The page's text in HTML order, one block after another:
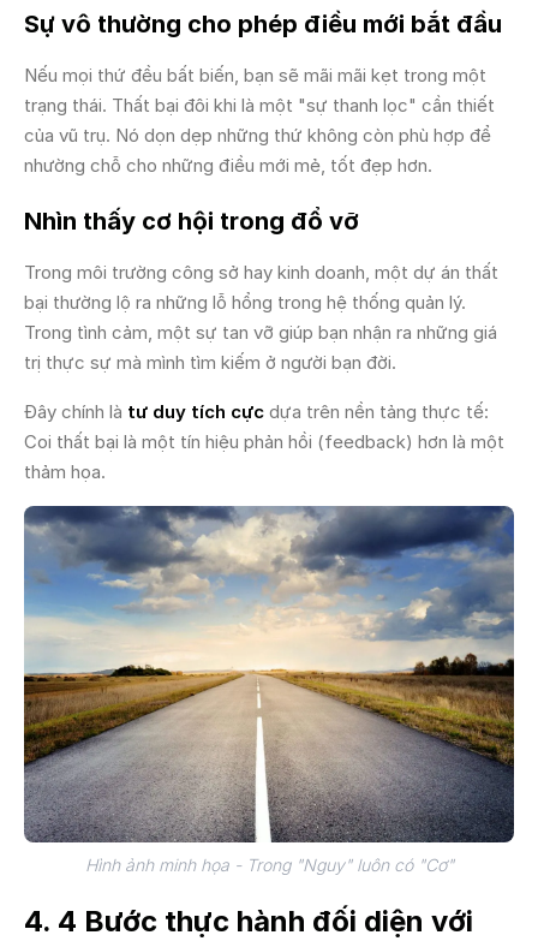
Sự vô thường cho phép điều mới bắt đầu
Nếu mọi thứ đều bất biến, bạn sẽ mãi mãi kẹt trong một
trạng thái. Thất bại đôi khi là một "sự thanh lọc" cần thiết
của vũ trụ. Nó dọn dẹp những thứ không còn phù hợp để
nhường chỗ cho những điều mới mẻ, tốt đẹp hơn.
Nhìn thấy cơ hội trong đổ vỡ
Trong môi trường công sở hay kinh doanh, một dự án thất
bại thường lộ ra những lỗ hổng trong hệ thống quản lý.
Trong tình cảm, một sự tan vỡ giúp bạn nhận ra những giá
trị thực sự mà mình tìm kiếm ở người bạn đời.
Đây chính là tư duy tích cực dựa trên nền tảng thực tế:
Coi thất bại là một tín hiệu phản hồi (feedback) hơn là một
thảm họa.
Hình ảnh minh họa - Trong "Nguy" luôn có "Cơ"
4. 4 Bước thực hành đối diện với